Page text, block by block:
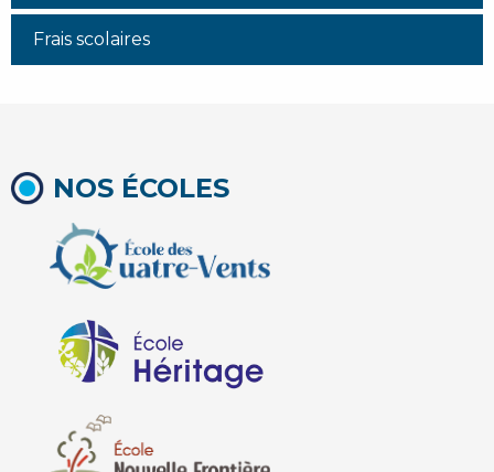
Frais scolaires
NOS ÉCOLES